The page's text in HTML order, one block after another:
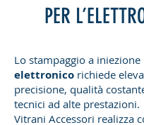
PER
Lo stampaggio a iniezione
elettronico richiede
precisione, qualità
tecnici ad alte prestazioni.
Vitrani Accessori realizza